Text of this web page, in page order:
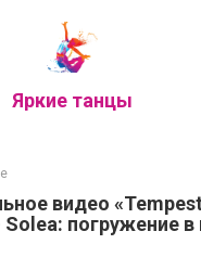
Яркие танцы
видео
погружение в